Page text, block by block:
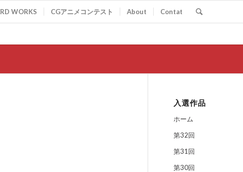
WORKS CGアニメコンテスト About Contat
入選作品
ホーム
第32回
第31回
第30回